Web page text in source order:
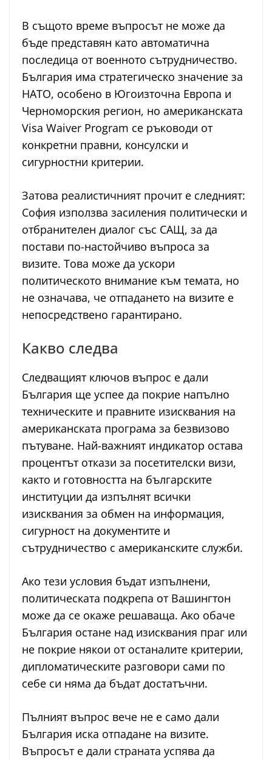
В същото време въпросът не може да
бъде представян като автоматична
последица от военното сътрудничество.
България има стратегическо значение за
НАТО, особено в Югоизточна Европа и
Черноморския регион, но американската
Visa Waiver Program се ръководи от
конкретни правни, консулски и
сигурностни критерии.
Затова реалистичният прочит е следният:
София използва засиления политически и
отбранителен диалог със САЩ, за да
постави по-настойчиво въпроса за
визите. Това може да ускори
политическото внимание към темата, но
не означава, че отпадането на визите е
непосредствено гарантирано.
Какво следва
Следващият ключов въпрос е дали
България ще успее да покрие напълно
техническите и правните изисквания на
американската програма за безвизово
пътуване. Най-важният индикатор остава
процентът откази за посетителски визи,
както и готовността на българските
институции да изпълнят всички
изисквания за обмен на информация,
сигурност на документите и
сътрудничество с американските служби.
Ако тези условия бъдат изпълнени,
политическата подкрепа от Вашингтон
може да се окаже решаваща. Ако обаче
България остане над изисквания праг или
не покрие някои от останалите критерии,
дипломатическите разговори сами по
себе си няма да бъдат достатъчни.
Пълният въпрос вече не е само дали
България иска отпадане на визите.
Въпросът е дали страната успява да